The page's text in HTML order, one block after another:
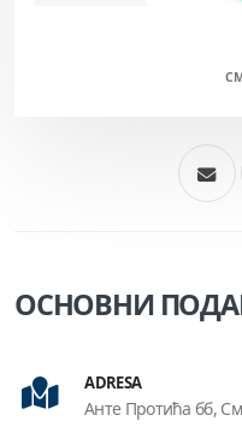
ОСНОВНИ
ADRESA
Анте Протића бб,